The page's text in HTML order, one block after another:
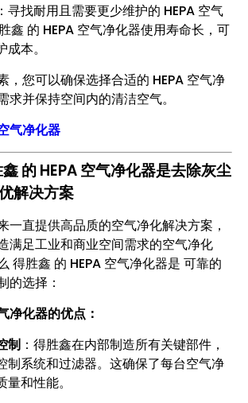
寻找耐用且需要更少维护的 HE​​PA 空气
鑫 的 HEPA 空气净化器使用寿命长，可
本。
，您可以确保选择合适的 HEPA 空气净
求并保持空间内的清洁空气。
气净化器
的 HEPA 空气净化器是去除灰尘
解决方案
一直提供高品质的空气净化解决方案，
满足工业和商业空间需求的空气净化
得胜鑫 的 HEPA 空气净化器是 可靠的
的选择：
净化器的优点：
制 ：得胜鑫在内部制造所有关键部件，
制系统和过滤器。这确保了每台空气净
和性能。